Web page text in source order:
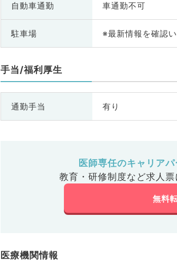
自動車通勤 車通勤不可
駐車場 ※最新情報を確認
手当/福利厚生
通勤手当 有り
医師専任のキャリア
教育・研修制度など求人票
無料
医療機関情報